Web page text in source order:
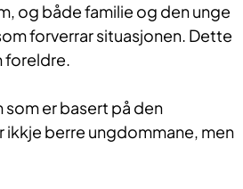
og både familie og den unge
forverrar situasjonen. Dette
foreldre.
er basert på den
ikkje berre ungdommane, men